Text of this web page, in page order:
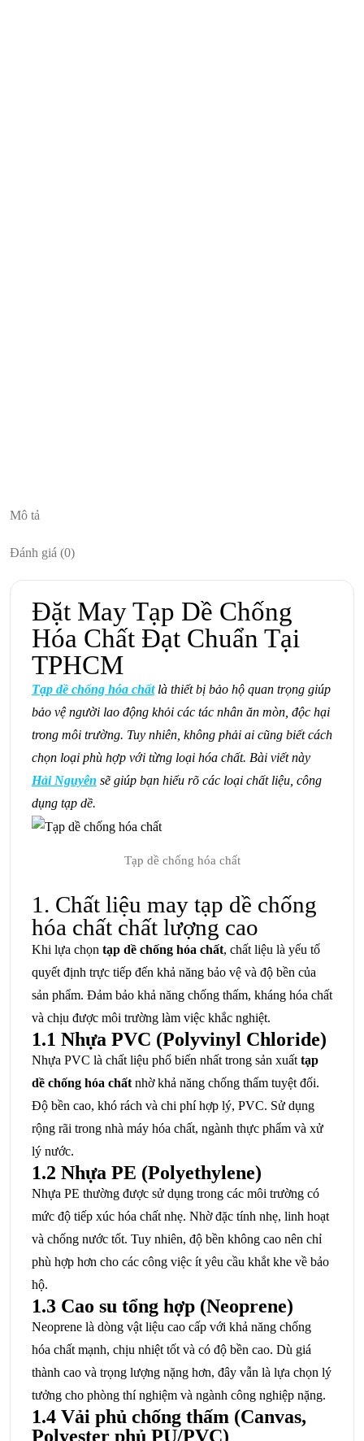
Mô tả
Đánh giá (0)
Đặt May Tạp Dề Chống
Hóa Chất Đạt Chuẩn Tại
TPHCM
Tạp dề chống hóa chấtlà thiết bị bảo hộ quan trọng giúp
bảo vệ người lao động khỏi các tác nhân ăn mòn, độc hại
trong môi trường. Tuy nhiên, không phải ai cũng biết cách
chọn loại phù hợp với từng loại hóa chất. Bài viết này
Hải Nguyên sẽ giúp bạn hiểu rõ các loại chất liệu, công
dụng tạp dề.
Tạp dề chống hóa chất
1. Chất liệu may tạp dề chống
hóa chất chất lượng cao
Khi lựa chọn tạp dề chống hóa chất, chất liệu là yếu tố
quyết định trực tiếp đến khả năng bảo vệ và độ bền của
sản phẩm. Đảm bảo khả năng chống thấm, kháng hóa chất
và chịu được môi trường làm việc khắc nghiệt.
1.1 Nhựa PVC (Polyvinyl Chloride)
Nhựa PVC là chất liệu phổ biến nhất trong sản xuất tạp
dề chống hóa chất nhờ khả năng chống thấm tuyệt đối.
Độ bền cao, khó rách và chi phí hợp lý, PVC. Sử dụng
rộng rãi trong nhà máy hóa chất, ngành thực phẩm và xử
lý nước.
1.2 Nhựa PE (Polyethylene)
Nhựa PE thường được sử dụng trong các môi trường có
mức độ tiếp xúc hóa chất nhẹ. Nhờ đặc tính nhẹ, linh hoạt
và chống nước tốt. Tuy nhiên, độ bền không cao nên chỉ
phù hợp hơn cho các công việc ít yêu cầu khắt khe về bảo
hộ.
1.3 Cao su tổng hợp (Neoprene)
Neoprene là dòng vật liệu cao cấp với khả năng chống
hóa chất mạnh, chịu nhiệt tốt và có độ bền cao. Dù giá
thành cao và trọng lượng nặng hơn, đây vẫn là lựa chọn lý
tưởng cho phòng thí nghiệm và ngành công nghiệp nặng.
1.4 Vải phủ chống thấm (Canvas,
Polyester phủ PU/PVC)